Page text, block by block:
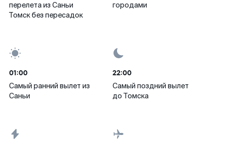
перелета из Саньи
Томск без пересадок
городами
01:00
Самый ранний вылет из
Саньи
22:00
Самый поздний вылет
до Томска